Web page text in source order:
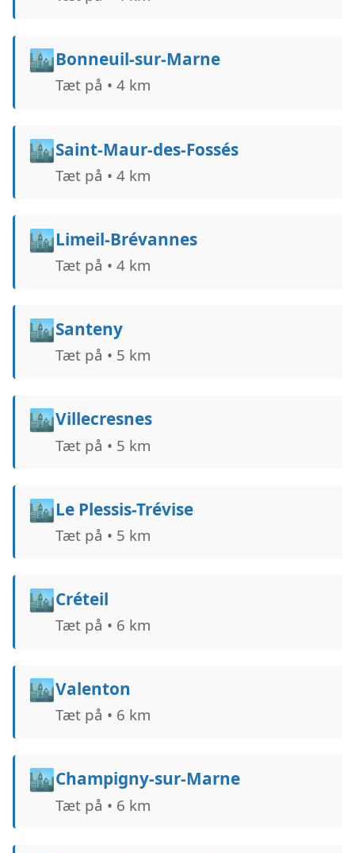
🏙️Bonneuil-sur-Marne
Tæt på • 4 km
🏙️Saint-Maur-des-Fossés
Tæt på • 4 km
🏙️Limeil-Brévannes
Tæt på • 4 km
🏙️Santeny
Tæt på • 5 km
🏙️Villecresnes
Tæt på • 5 km
🏙️Le Plessis-Trévise
Tæt på • 5 km
🏙️Créteil
Tæt på • 6 km
🏙️Valenton
Tæt på • 6 km
🏙️Champigny-sur-Marne
Tæt på • 6 km